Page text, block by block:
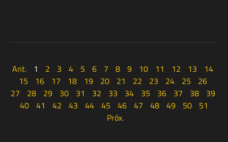
Ant. 1 2 3 4 5 6 7 8 9 10 11 12 13
14
15
16 17 18 19 20 21 22 23 24 25
26
27
28 29 30 31 32 33 34 35 36 37 38
39
40 41 42 43 44 45 46 47 48 49 50
51
Próx.